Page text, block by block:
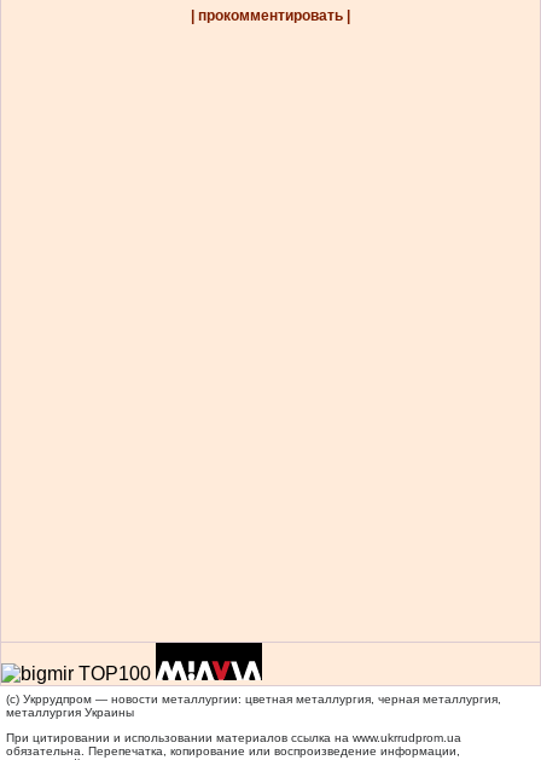
| прокомментировать |
(c) Укррудпром — новости металлургии: цветная металлургия, черная металлургия,
металлургия Украины
При цитировании и использовании материалов ссылка на www.ukrrudprom.ua
обязательна. Перепечатка, копирование или воспроизведение информации,